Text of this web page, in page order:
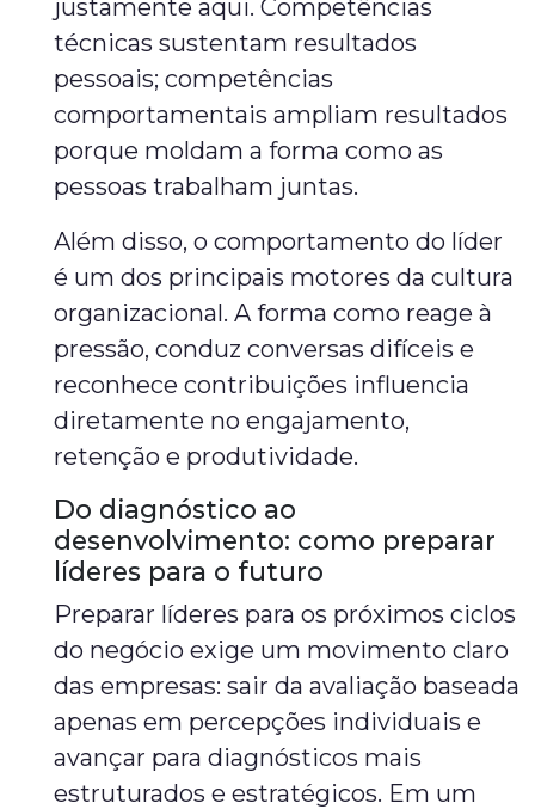
justamente aqui. Competências
técnicas sustentam resultados
pessoais; competências
comportamentais ampliam resultados
porque moldam a forma como as
pessoas trabalham juntas.
Além disso, o comportamento do líder
é um dos principais motores da cultura
organizacional. A forma como reage à
pressão, conduz conversas difíceis e
reconhece contribuições influencia
diretamente no engajamento,
retenção e produtividade.
Do diagnóstico ao
desenvolvimento: como preparar
líderes para o futuro
Preparar líderes para os próximos ciclos
do negócio exige um movimento claro
das empresas: sair da avaliação baseada
apenas em percepções individuais e
avançar para diagnósticos mais
estruturados e estratégicos. Em um